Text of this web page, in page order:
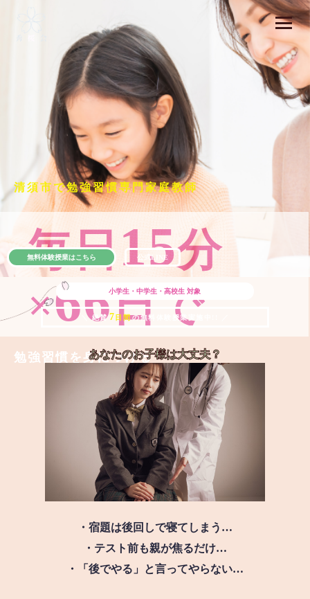
清須市で勉強習慣専門家庭教師
毎日15分
×66日で
勉強習慣を身につける
小学生・中学生・高校生 対象
＼ 絶賛 7 日間の無料体験授業実施中!! ／
無料体験授業はこちら 公式LINE
あなたのお子様は大丈夫？
・宿題は後回しで寝てしまう…
・テスト前も親が焦るだけ…
・「後でやる」と言ってやらない…